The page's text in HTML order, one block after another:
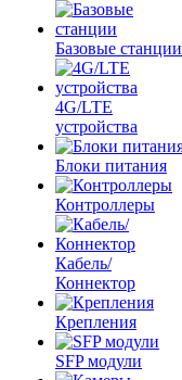
Базовые станции
4G/LTE
устройства
Блоки питания
Контроллеры
Кабель/
Коннектор
Крепления
SFP модули